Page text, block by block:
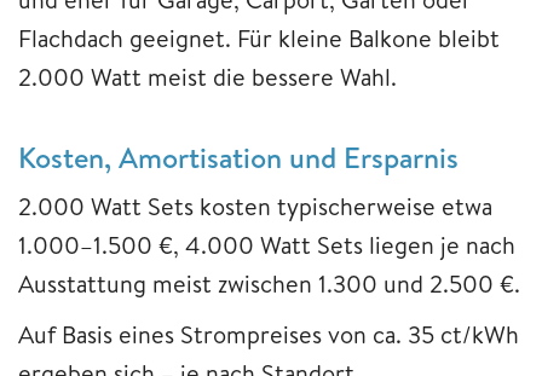
Flachdach geeignet. Für kleine Balkone bleibt
2.000 Watt meist die bessere Wahl.
Kosten, Amortisation und Ersparnis
2.000 Watt Sets kosten typischerweise etwa
1.000–1.500 €, 4.000 Watt Sets liegen je nach
Ausstattung meist zwischen 1.300 und 2.500 €.
Auf Basis eines Strompreises von ca. 35 ct/kWh